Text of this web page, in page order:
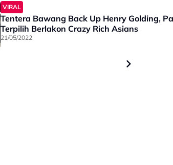
VIRAL
Tentera Bawang Back Up Henry Golding,
Terpilih Berlakon Crazy Rich Asians
21/05/2022